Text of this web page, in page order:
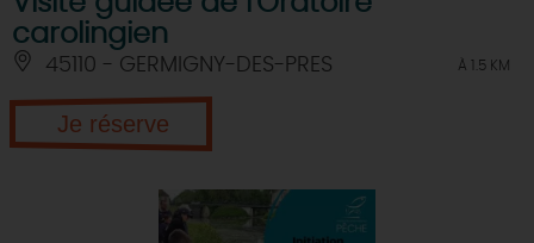
carolingien
45110 - GERMIGNY-DES-PRES À 1.5 KM
Je réserve